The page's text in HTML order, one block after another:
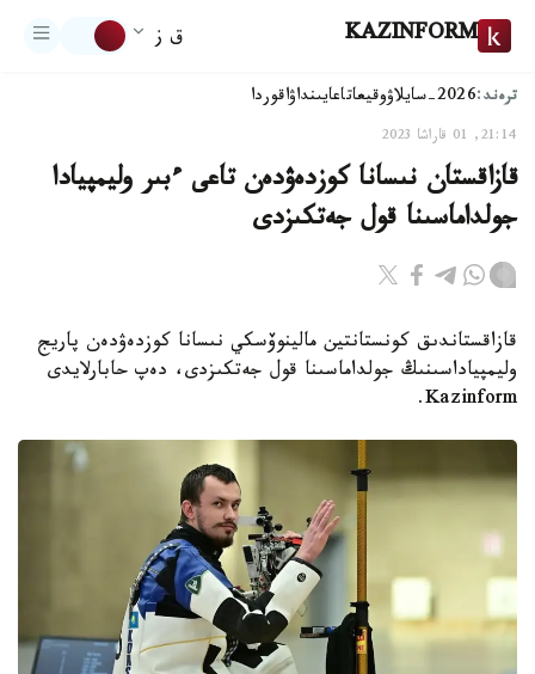
KAZINFORM ق ز
ترەند:2026-سايلاۋ وقيعاتاعايىنداۋاقوردا
21:14, 01 قاراشا 2023
قازاقستان نىسانا كوزدەۋدەن تاعى ءبىر وليمپيادا
جولداماسىنا قول جەتكىزدى
قازاقستاندىق كونستانتين مالينوۆسكي نىسانا كوزدەۋدەن پاريج
وليمپياداسىنىڭ جولداماسىنا قول جەتكىزدى، دەپ حابارلايدى
Kazinform.